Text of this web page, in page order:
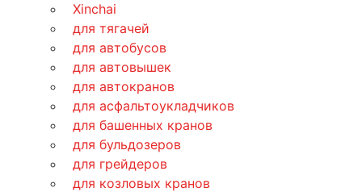
Xinchai
для тягачей
для автобусов
для автовышек
для автокранов
для асфальтоукладчиков
для башенных кранов
для бульдозеров
для грейдеров
для козловых кранов